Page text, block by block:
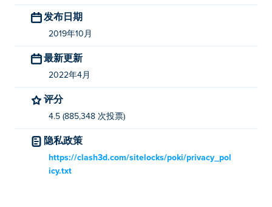
发布日期
2019年10月
最新更新
2022年4月
评分
4.5 (885,348 次投票)
隐私政策
https://clash3d.com/sitelocks/poki/privacy_pol
icy.txt